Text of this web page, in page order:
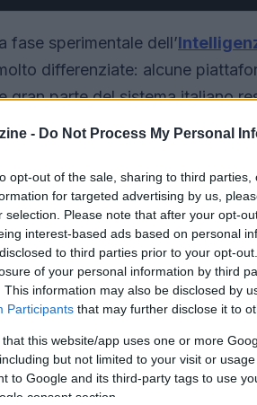
- Do Not Process My Personal
opt-out of the sale, sharing to third
for targeted advertising by us,
selection. Please note that after your opt-
interest-based ads based on personal
to third parties prior to your opt-
of your personal information by third
This information may also be disclosed by
Participants that may further disclose it to
that this website/app uses one or more
but not limited to your visit or
to Google and its third-party tags to use
consent section.
fase sperimentale dell’
differenziate: alcune
gran parte del sistema italiano
2026 mostrano un
delle imprese.